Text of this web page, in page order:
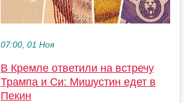
07:00, 01 Ноя
В Кремле ответили на встречу
Трампа и Си: Мишустин едет в
Пекин